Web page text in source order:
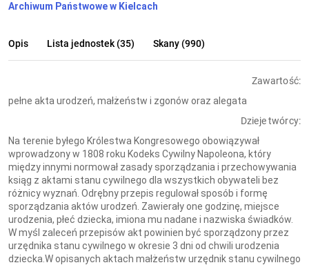
Archiwum Państwowe w Kielcach
Opis Lista jednostek (35) Skany (990)
Zawartość:
pełne akta urodzeń, małżeństw i zgonów oraz alegata
Dzieje twórcy:
Na terenie byłego Królestwa Kongresowego obowiązywał
wprowadzony w 1808 roku Kodeks Cywilny Napoleona, który
między innymi normował zasady sporządzania i przechowywania
ksiąg z aktami stanu cywilnego dla wszystkich obywateli bez
różnicy wyznań. Odrębny przepis regulował sposób i formę
sporządzania aktów urodzeń. Zawierały one godzinę, miejsce
urodzenia, płeć dziecka, imiona mu nadane i nazwiska świadków.
W myśl zaleceń przepisów akt powinien być sporządzony przez
urzędnika stanu cywilnego w okresie 3 dni od chwili urodzenia
dziecka.W opisanych aktach małżeństw urzędnik stanu cywilnego